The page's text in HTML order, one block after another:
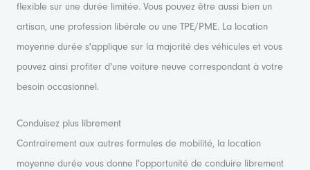
flexible sur une durée limitée. Vous pouvez être aussi bien un
artisan, une profession libérale ou une TPE/PME. La location
moyenne durée s'applique sur la majorité des véhicules et vous
pouvez ainsi profiter d'une voiture neuve correspondant à votre
besoin occasionnel.
Conduisez plus librement
Contrairement aux autres formules de mobilité, la location
moyenne durée vous donne l'opportunité de conduire librement